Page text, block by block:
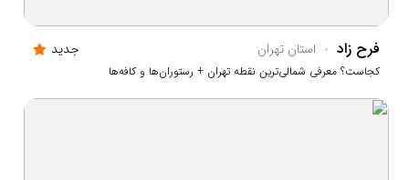
فرح زاد استان تهران جدید
کجاست؟ معرفی شمالی‌ترین نقطه تهران + رستوران‌ها و کافه‌ها